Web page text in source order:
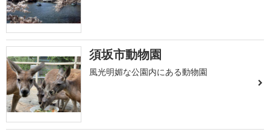
須坂市動物園
風光明媚な公園内にある動物園